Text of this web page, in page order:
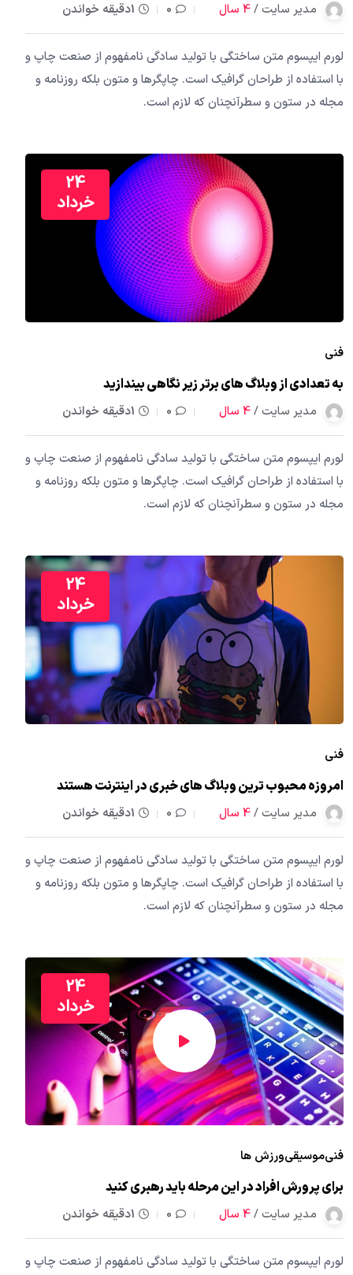
مدیر سایت /4 سال 0 1دقیقه خواندن
لورم ایپسوم متن ساختگی با تولید سادگی نامفهوم از صنعت چاپ و
با استفاده از طراحان گرافیک است. چاپگرها و متون بلکه روزنامه و
مجله در ستون و سطرآنچنان که لازم است.
24
خرداد
فنی
به تعدادی از وبلاگ های برتر زیر نگاهی بیندازید
مدیر سایت /4 سال 0 1دقیقه خواندن
لورم ایپسوم متن ساختگی با تولید سادگی نامفهوم از صنعت چاپ و
با استفاده از طراحان گرافیک است. چاپگرها و متون بلکه روزنامه و
مجله در ستون و سطرآنچنان که لازم است.
24
خرداد
فنی
امروزه محبوب ترین وبلاگ های خبری در اینترنت هستند
مدیر سایت /4 سال 0 1دقیقه خواندن
لورم ایپسوم متن ساختگی با تولید سادگی نامفهوم از صنعت چاپ و
با استفاده از طراحان گرافیک است. چاپگرها و متون بلکه روزنامه و
مجله در ستون و سطرآنچنان که لازم است.
24
خرداد
فنیموسیقیورزش ها
برای پرورش افراد در این مرحله باید رهبری کنید
مدیر سایت /4 سال 0 1دقیقه خواندن
لورم ایپسوم متن ساختگی با تولید سادگی نامفهوم از صنعت چاپ و